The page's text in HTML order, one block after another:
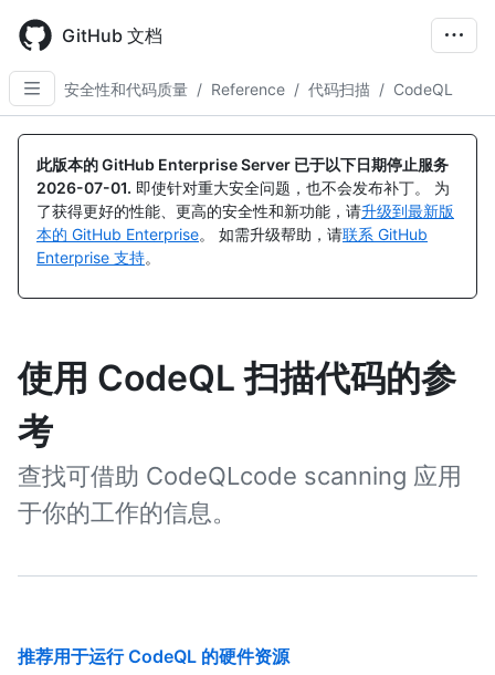
main
content
GitHub 文档
安全性和代码质量 / Reference / 代码扫描 / CodeQL
此版本的 GitHub Enterprise Server 已于以下日期停止服务
2026-07-01. 即使针对重大安全问题，也不会发布补丁。 为
了获得更好的性能、更高的安全性和新功能，请升级到最新版
本的 GitHub Enterprise。 如需升级帮助，请联系 GitHub
Enterprise 支持。
使用 CodeQL 扫描代码的参
考
查找可借助 CodeQLcode scanning 应用
于你的工作的信息。
推荐用于运行 CodeQL 的硬件资源